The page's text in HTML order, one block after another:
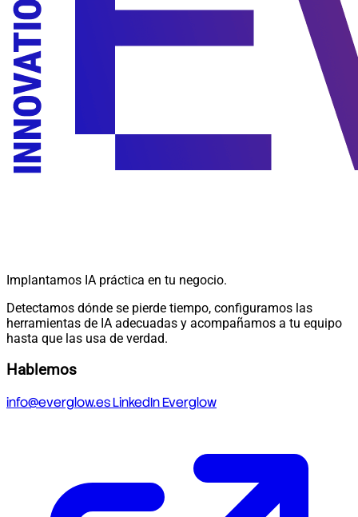
Implantamos IA práctica en tu negocio.
Detectamos dónde se pierde tiempo, configuramos las
herramientas de IA adecuadas y acompañamos a tu equipo
hasta que las usa de verdad.
Hablemos
info@everglow.esLinkedIn Everglow